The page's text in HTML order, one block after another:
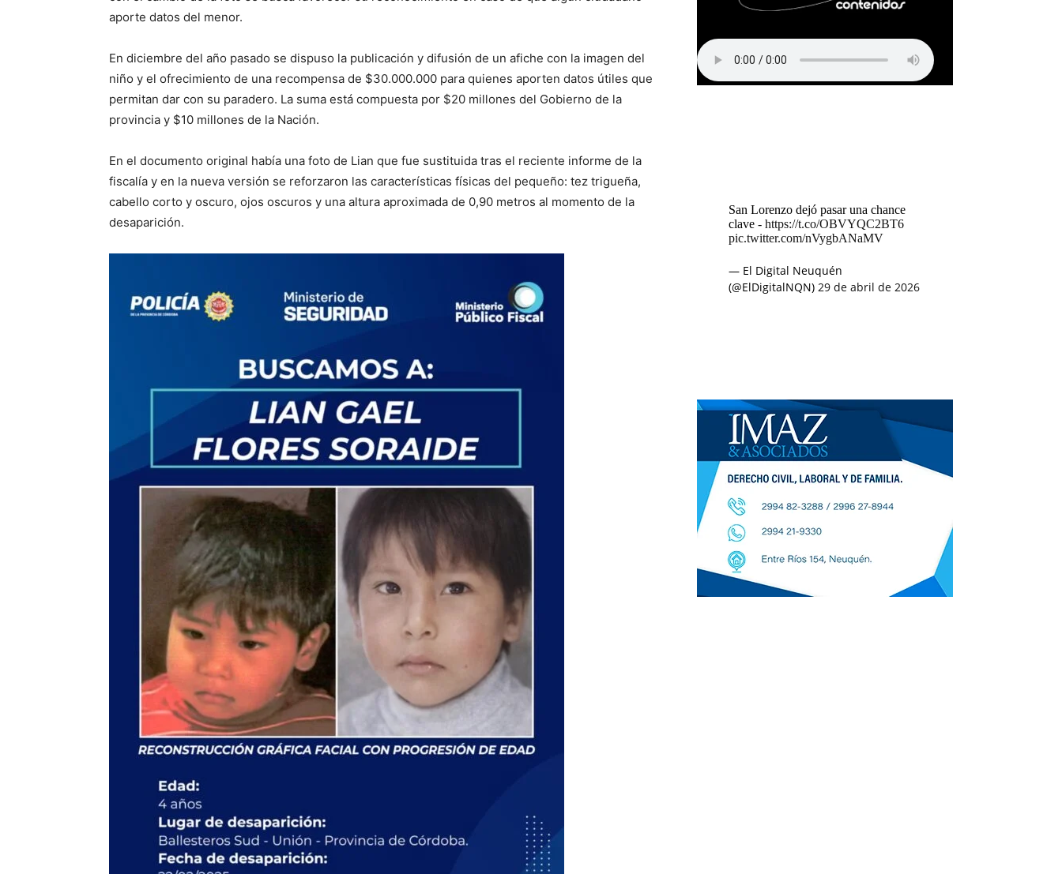
aporte datos del menor.
En diciembre del año pasado se dispuso la publicación y difusión de un afiche con la imagen del
niño y el ofrecimiento de una recompensa de $30.000.000 para quienes aporten datos útiles que
permitan dar con su paradero. La suma está compuesta por $20 millones del Gobierno de la
provincia y $10 millones de la Nación.
En el documento original había una foto de Lian que fue sustituida tras el reciente informe de la
fiscalía y en la nueva versión se reforzaron las características físicas del pequeño: tez trigueña,
cabello corto y oscuro, ojos oscuros y una altura aproximada de 0,90 metros al momento de la
desaparición.
San Lorenzo dejó pasar una chance
clave - https://t.co/OBVYQC2BT6
pic.twitter.com/nVygbANaMV
— El Digital Neuquén
(@ElDigitalNQN) 29 de abril de 2026